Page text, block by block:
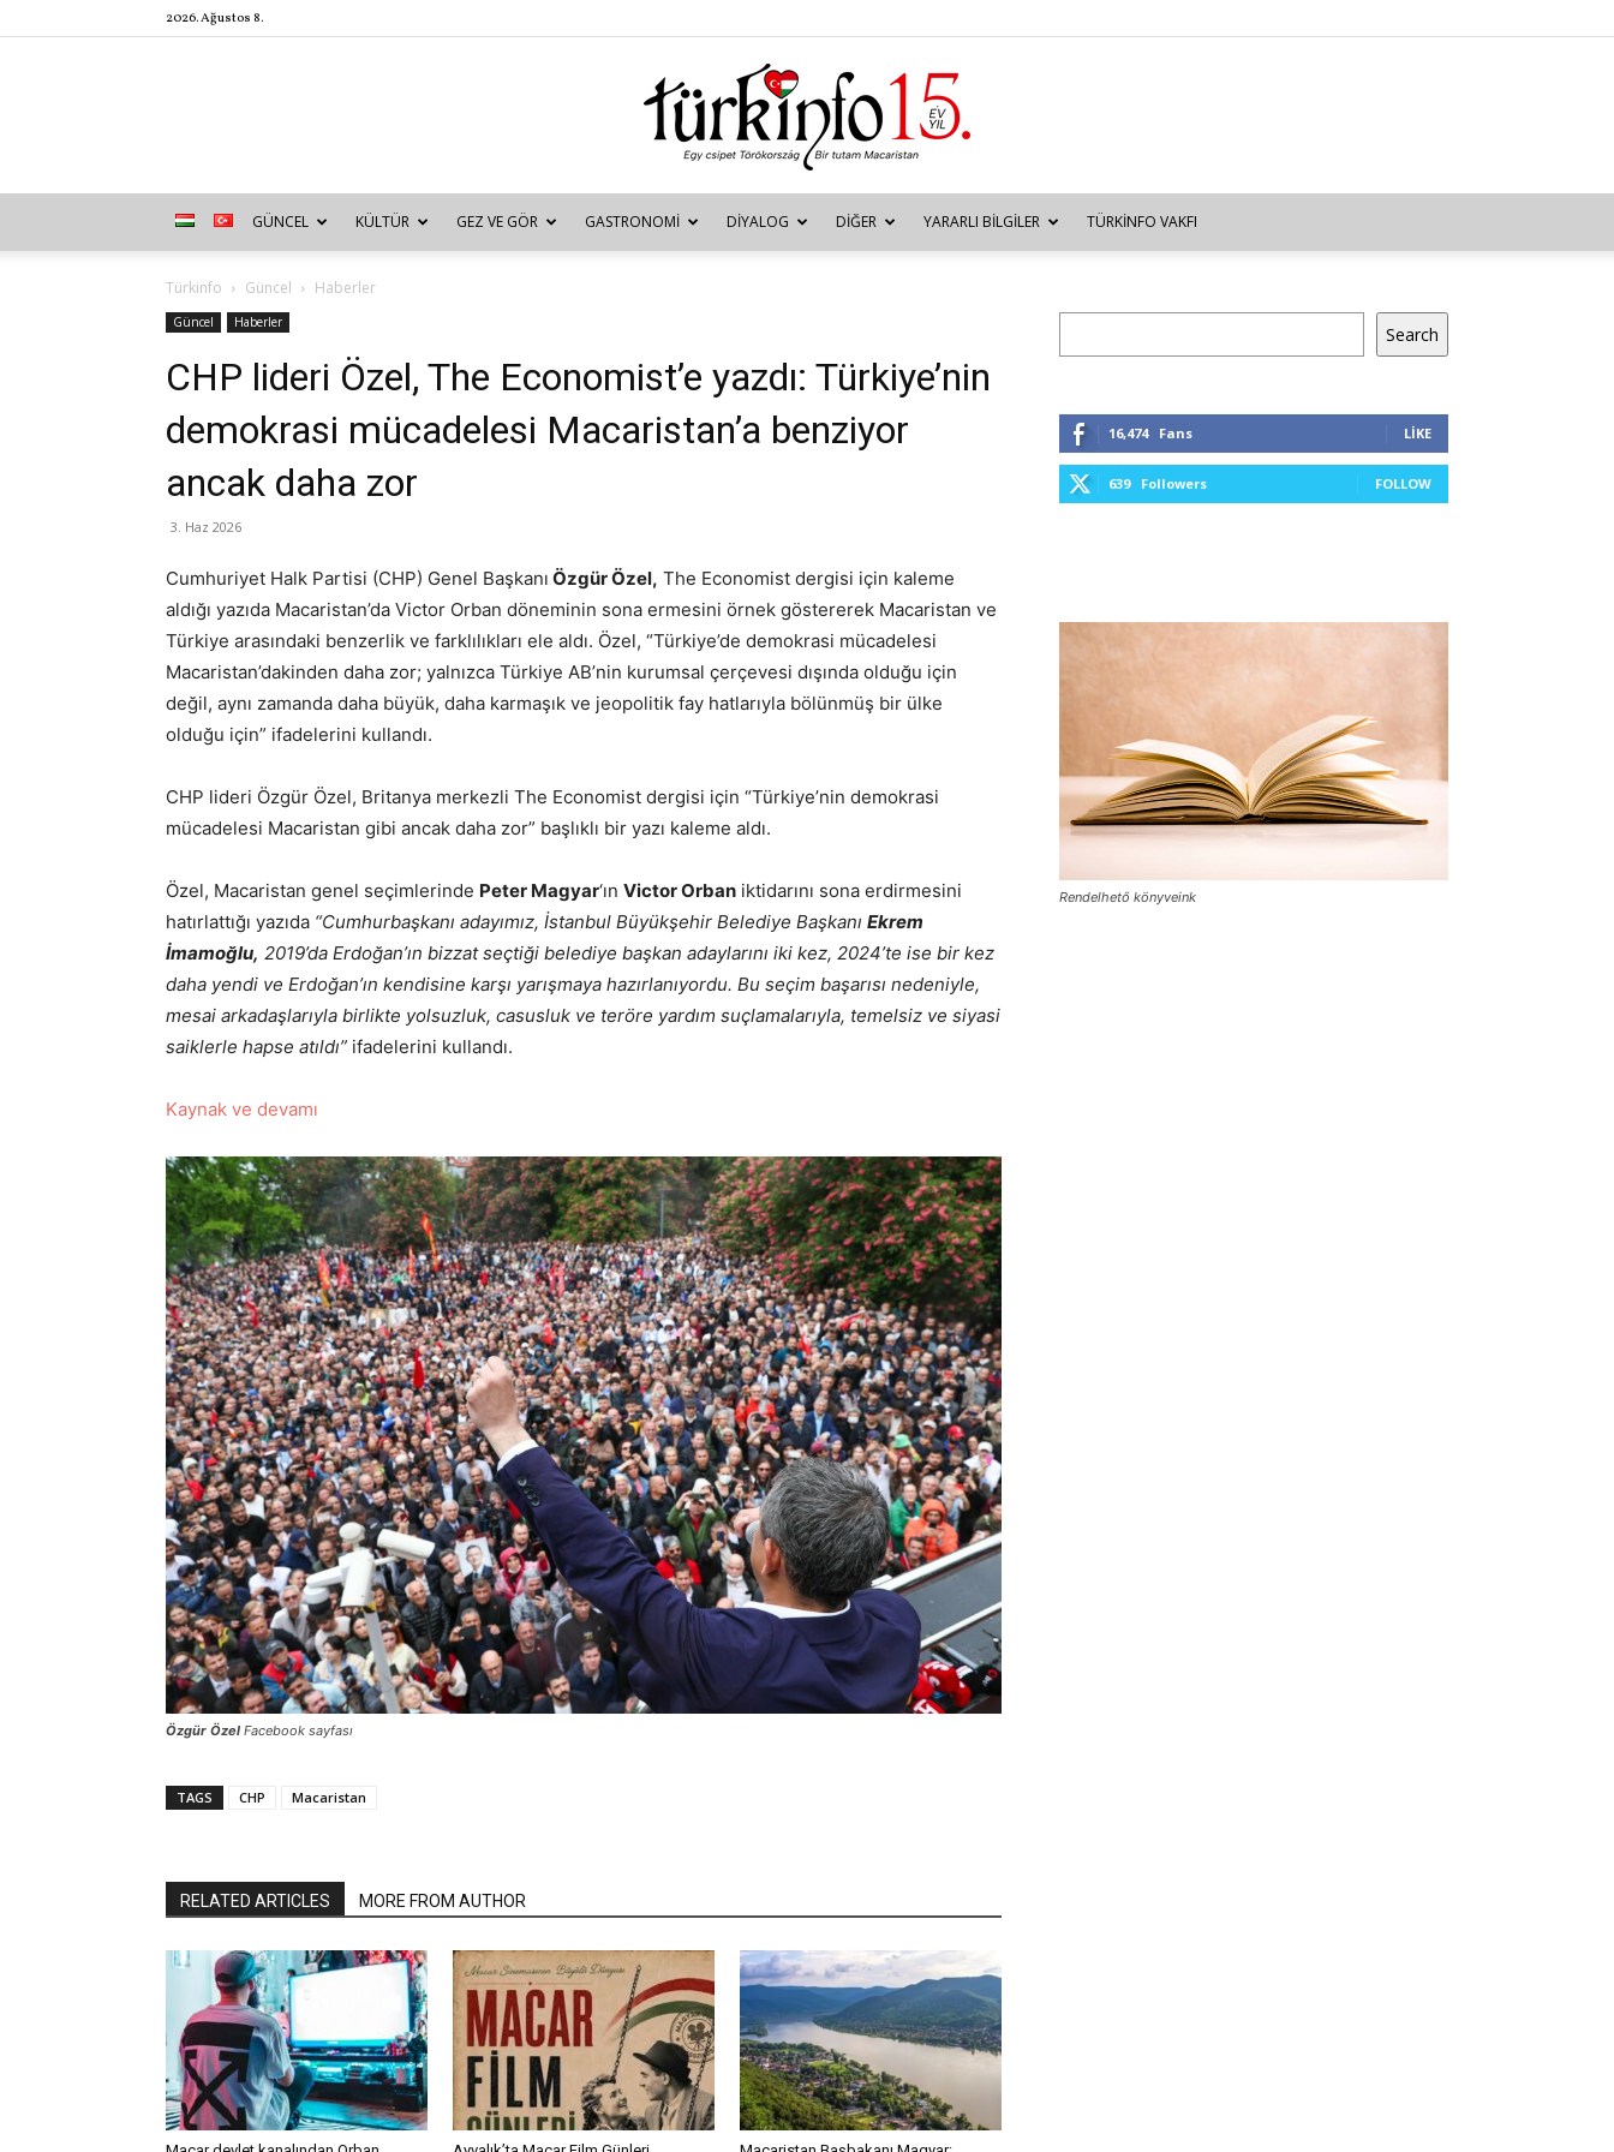
2026. Ağustos 8.
Türkinfo
GÜNCEL KÜLTÜR GEZ VE GÖR GASTRONOMI DIYALOG DIĞER YARARLI BILGILER TÜRKINFO VAKFI
Türkinfo Güncel Haberler
Güncel Haberler
CHP lideri Özel, The Economist’e yazdı: Türkiye’nin
demokrasi mücadelesi Macaristan’a benziyor
ancak daha zor
3. Haz 2026
Cumhuriyet Halk Partisi (CHP) Genel Başkanı Özgür Özel, The Economist dergisi için kaleme
aldığı yazıda Macaristan’da Victor Orban döneminin sona ermesini örnek göstererek Macaristan ve
Türkiye arasındaki benzerlik ve farklılıkları ele aldı. Özel, “Türkiye’de demokrasi mücadelesi
Macaristan’dakinden daha zor; yalnızca Türkiye AB’nin kurumsal çerçevesi dışında olduğu için
değil, aynı zamanda daha büyük, daha karmaşık ve jeopolitik fay hatlarıyla bölünmüş bir ülke
olduğu için” ifadelerini kullandı.
CHP lideri Özgür Özel, Britanya merkezli The Economist dergisi için “Türkiye’nin demokrasi
mücadelesi Macaristan gibi ancak daha zor” başlıklı bir yazı kaleme aldı.
Özel, Macaristan genel seçimlerinde Peter Magyar‘ın Victor Orban iktidarını sona erdirmesini
hatırlattığı yazıda “Cumhurbaşkanı adayımız, İstanbul Büyükşehir Belediye Başkanı Ekrem
İmamoğlu, 2019’da Erdoğan’ın bizzat seçtiği belediye başkan adaylarını iki kez, 2024’te ise bir kez
daha yendi ve Erdoğan’ın kendisine karşı yarışmaya hazırlanıyordu. Bu seçim başarısı nedeniyle,
mesai arkadaşlarıyla birlikte yolsuzluk, casusluk ve teröre yardım suçlamalarıyla, temelsiz ve siyasi
saiklerle hapse atıldı” ifadelerini kullandı.
Kaynak ve devamı
Özgür Özel Facebook sayfası
TAGS CHP Macaristan
RELATED ARTICLES MORE FROM AUTHOR
Search
16,474 Fans LIKE
639 Followers FOLLOW
Rendelhető könyveink